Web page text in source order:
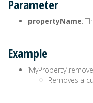
Parameter
propertyName:
Example
Removes a